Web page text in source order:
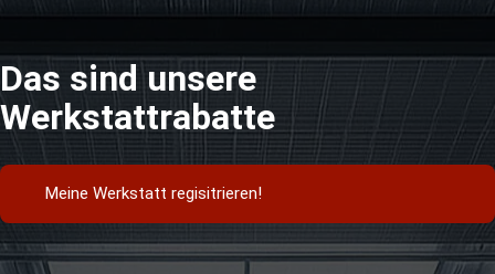
Das sind unsere
Werkstattrabatte
Meine Werkstatt regisitrieren!